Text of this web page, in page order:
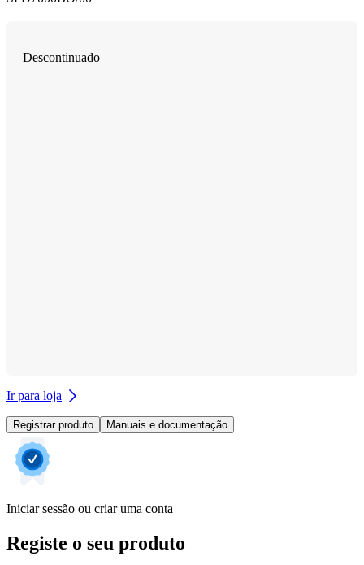
Descontinuado
Ir para loja
Registrar produto Manuais e documentação
Iniciar sessão ou criar uma conta
Registe o seu produto